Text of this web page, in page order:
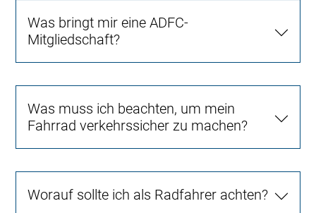
Was bringt mir eine ADFC-
Mitgliedschaft?
Was muss ich beachten, um mein
Fahrrad verkehrssicher zu machen?
Worauf sollte ich als Radfahrer achten?